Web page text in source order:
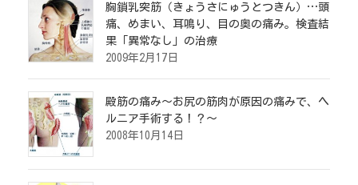
胸鎖乳突筋（きょうさにゅうとつきん）…頭
痛、めまい、耳鳴り、目の奥の痛み。検査結
果「異常なし」の治療
2009年2月17日
殿筋の痛み～お尻の筋肉が原因の痛みで、ヘ
ルニア手術する！？～
2008年10月14日